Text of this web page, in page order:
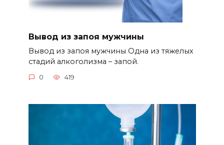
Вывод из запоя мужчины
Вывод из запоя мужчины Одна из тяжелых
стадий алкоголизма – запой.
0 419